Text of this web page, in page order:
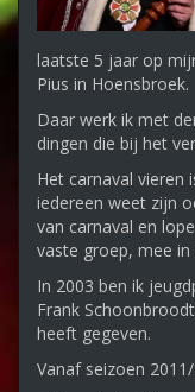
laatste 5 jaar op
Pius in Hoensbroek.
Daar werk ik met
dingen die bij het
Het carnaval vieren
iedereen weet zijn
van carnaval en
vaste groep, mee
In 2003 ben ik
Frank
heeft gegeven.
Vanaf seizoen